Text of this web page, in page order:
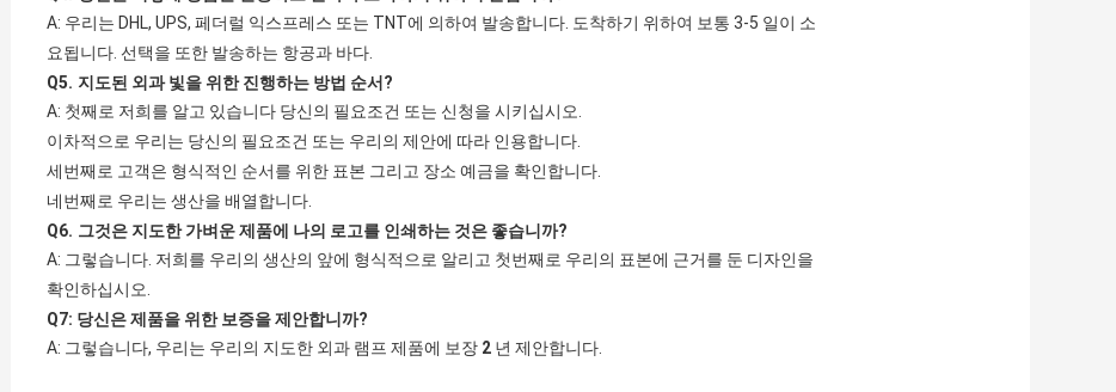
A: 우리는 DHL, UPS, 페더럴 익스프레스 또는 TNT에 의하여 발송합니다. 도착하기 위하여 보통 3-5 일이 소
요됩니다. 선택을 또한 발송하는 항공과 바다.
Q5. 지도된 외과 빛을 위한 진행하는 방법 순서?
A: 첫째로 저희를 알고 있습니다 당신의 필요조건 또는 신청을 시키십시오.
이차적으로 우리는 당신의 필요조건 또는 우리의 제안에 따라 인용합니다.
세번째로 고객은 형식적인 순서를 위한 표본 그리고 장소 예금을 확인합니다.
네번째로 우리는 생산을 배열합니다.
Q6. 그것은 지도한 가벼운 제품에 나의 로고를 인쇄하는 것은 좋습니까?
A: 그렇습니다. 저희를 우리의 생산의 앞에 형식적으로 알리고 첫번째로 우리의 표본에 근거를 둔 디자인을
확인하십시오.
Q7: 당신은 제품을 위한 보증을 제안합니까?
A: 그렇습니다, 우리는 우리의 지도한 외과 램프 제품에 보장 2 년 제안합니다.